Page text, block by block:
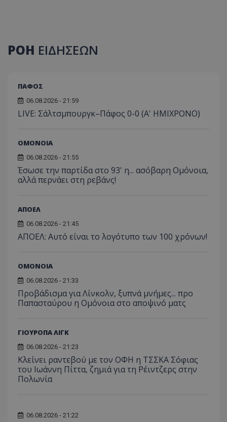
ΡΟΗ ΕΙΔΗΣΕΩΝ
ΠΑΦΟΣ
06.08.2026 - 21:59
LIVE: Σάλτσμπουργκ–Πάφος 0-0 (Α' ΗΜΙΧΡΟΝΟ)
ΟΜΟΝΟΙΑ
06.08.2026 - 21:55
Έσωσε την παρτίδα στο 93' η... ασόβαρη Ομόνοια,
αλλά περνάει στη ρεβάνς!
ΑΠΟΕΛ
06.08.2026 - 21:45
ΑΠΟΕΛ: Αυτό είναι το λογότυπο των 100 χρόνων!
ΟΜΟΝΟΙΑ
06.08.2026 - 21:33
Προβάδισμα για Λίνκολν, ξυπνά μνήμες... προ
Παπασταύρου η Ομόνοια στο αποψινό ματς
ΓΙΟΥΡΟΠΑ ΛΙΓΚ
06.08.2026 - 21:23
Κλείνει ραντεβού με τον ΟΦΗ η ΤΣΣΚΑ Σόφιας
του Ιωάννη Πίττα, ζημιά για τη Ρέιντζερς στην
Πολωνία
06.08.2026 - 21:22